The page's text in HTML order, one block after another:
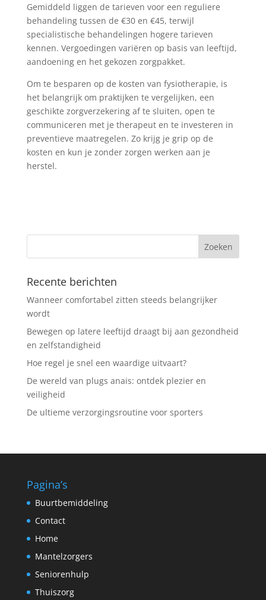
Gemiddeld liggen de tarieven voor een reguliere
behandeling tussen de €30 en €45, terwijl
specialistische behandelingen hogere tarieven
kennen. Vergoedingen variëren op basis van leeftijd,
aandoening en het gekozen zorgpakket.
Om te besparen op de kosten van fysiotherapie, is
het belangrijk om praktijken te vergelijken, een
geschikte zorgverzekering af te sluiten, open te
communiceren met je therapeut en te investeren in
preventieve maatregelen. Zo krijg je grip op de
kosten en kun je zonder zorgen werken aan je
herstel.
Recente berichten
Wanneer comfortabel zitten steeds belangrijker
wordt
Bewegen op latere leeftijd draagt bij aan gezondheid
en zelfstandigheid
Hoe regel je snel een waardige uitvaart?
De wereld van plugs anais: ontdek plezier en
veiligheid
De ultieme verzorgingsroutine voor sporters
Pagina’s
Buurtbemiddeling
Contact
Home
Mantelzorgers
Seniorenhulp
Thuiszorg